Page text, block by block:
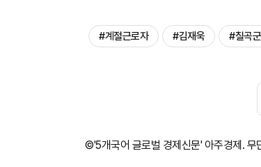
#계절근로자 #김재욱 #칠곡군
©'5개국어 글로벌 경제신문' 아주경제. 무